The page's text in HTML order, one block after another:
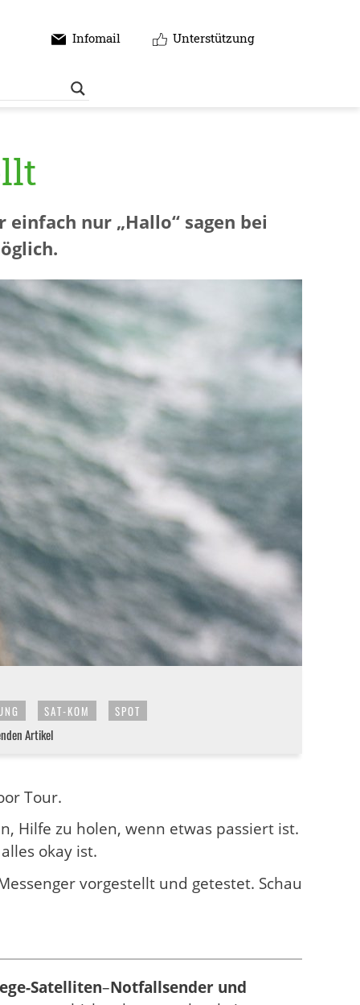
Infomail Unterstützung
nur „Hallo“ sagen bei
SAT-KOM SPOT
Artikel
Tour.
Hilfe zu holen, wenn etwas passiert ist.
okay ist.
vorgestellt und getestet. Schau
Satelliten–Notfallsender und